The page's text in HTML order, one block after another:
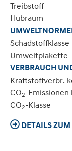
Treibstoff
Hubraum
Schadstoffklasse
Umweltplakette
VERBRAUCH
Kraftstoffverbr.
CO2-Emissionen
CO2-Klasse
DETAILS